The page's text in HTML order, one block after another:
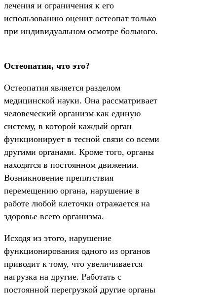
лечения и ограничения к его
использованию оценит остеопат только
при индивидуальном осмотре больного.
Остеопатия, что это?
Остеопатия является разделом
медицинской науки. Она рассматривает
человеческий организм как единую
систему, в которой каждый орган
функционирует в тесной связи со всеми
другими органами. Кроме того, органы
находятся в постоянном движении.
Возникновение препятствия
перемещению органа, нарушение в
работе любой клеточки отражается на
здоровье всего организма.
Исходя из этого, нарушение
функционирования одного из органов
приводит к тому, что увеличивается
нагрузка на другие. Работать с
постоянной перегрузкой другие органы